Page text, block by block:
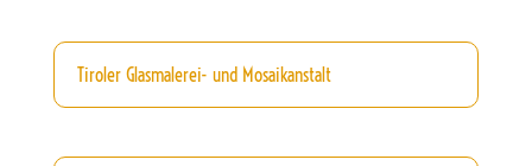
Tiroler Glasmalerei- und Mosaikanstalt